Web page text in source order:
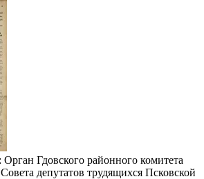
: Орган Гдовского районного комитета
депутатов трудящихся Псковской